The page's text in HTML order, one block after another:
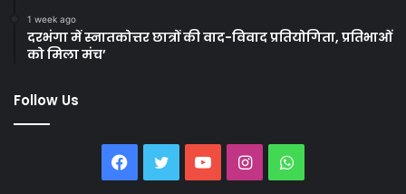
1 week ago
दरभंगा में स्नातकोत्तर छात्रों की वाद-विवाद प्रतियोगिता, प्रतिभाओं
को मिला मंच’
Follow Us
Facebook
TwitterYouTubeInstagramWhatsApp